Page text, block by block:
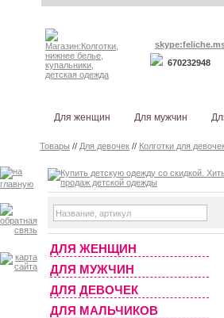
670232948
Для женщин Для мужчин
Товары // Для девочек // Колготки для
ДЛЯ ЖЕНЩИН
ДЛЯ МУЖЧИН
ДЛЯ ДЕВОЧЕК
ДЛЯ МАЛЬЧИКОВ